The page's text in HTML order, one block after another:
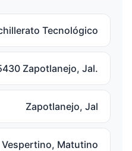
Tecnológico
Zapotlanejo, Jal.
Zapotlanejo, Jal
Vespertino, Matutino